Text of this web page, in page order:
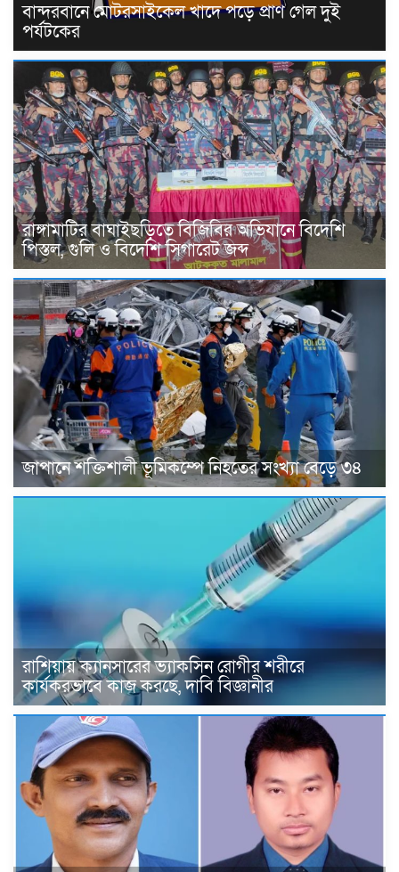
বান্দরবানে মোটরসাইকেল খাদে পড়ে প্রাণ গেল দুই
পর্যটকের
রাঙ্গামাটির বাঘাইছড়িতে বিজিবির অভিযানে বিদেশি
পিস্তল, গুলি ও বিদেশি সিগারেট জব্দ
জাপানে শক্তিশালী ভূমিকম্পে নিহতের সংখ্যা বেড়ে ৩৪
রাশিয়ায় ক্যানসারের ভ্যাকসিন রোগীর শরীরে
কার্যকরভাবে কাজ করছে, দাবি বিজ্ঞানীর